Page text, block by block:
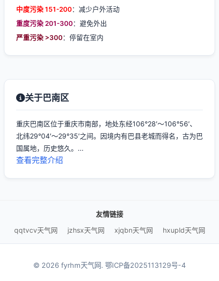
中度污染 151-200：减少户外活动
重度污染 201-300：避免外出
严重污染 >300：停留在室内
关于巴南区
重庆巴南区位于重庆市南部，地处东经106°28′～106°56′、
北纬29°04′～29°35′之间。因境内有巴县老城而得名，古为巴
国属地，历史悠久。...
查看完整介绍
友情链接
qqtvcv天气网
jzhsx天气网 xjqbn天气网 hxupld天气网
© 2026 fyrhm天气网. 鄂ICP备2025113129号-4